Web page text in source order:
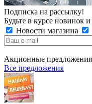
Подписка на рассылку!
Будьте в курсе новинок
Новости магазина
Акционные предложения
Все предложения